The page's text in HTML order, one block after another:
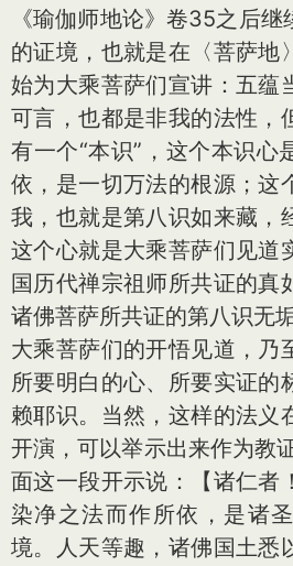
《瑜伽师地论》卷35之后
的证境，也就是在〈菩萨地
始为大乘菩萨们宣讲：五蕴
可言，也都是非我的法性，
有一个“本识”，这个本识心
依，是一切万法的根源；这
我，也就是第八识如来藏，
这个心就是大乘菩萨们见道
国历代禅宗祖师所共证的真
诸佛菩萨所共证的第八识无垢
大乘菩萨们的开悟见道，乃
所要明白的心、所要实证的
赖耶识。当然，这样的法义
开演，可以举示出来作为教
面这一段开示说：【诸仁者
染净之法而作所依，是诸
境。人天等趣，诸佛国土悉